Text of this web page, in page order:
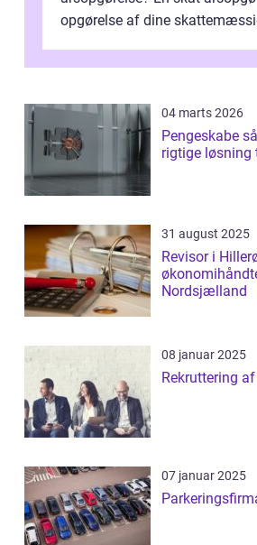
opgørelse af dine
04 marts 2026
Pengeskabe sådan vælger du den
rigtige
31 august 2025
Revisor i
Nordsjælland
08 januar 2025
Rekruttering
07 januar 2025